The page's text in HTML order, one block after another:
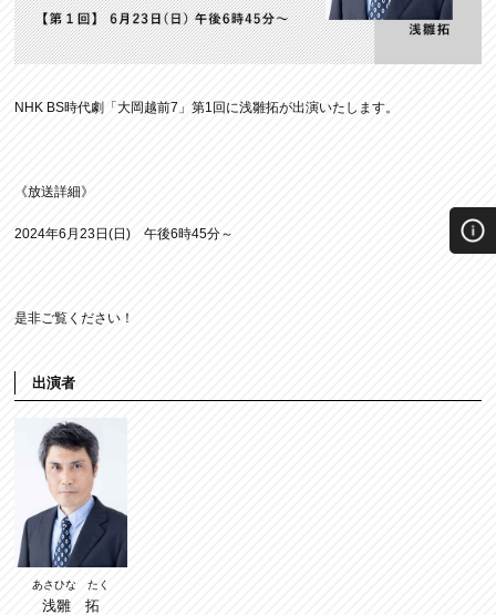
NHK BS時代劇「大岡越前7」第1回に浅雛拓が出演いたします。
《放送詳細》
2024年6月23日(日) 午後6時45分～
是非ご覧ください！
出演者
あさひな たく
浅雛 拓